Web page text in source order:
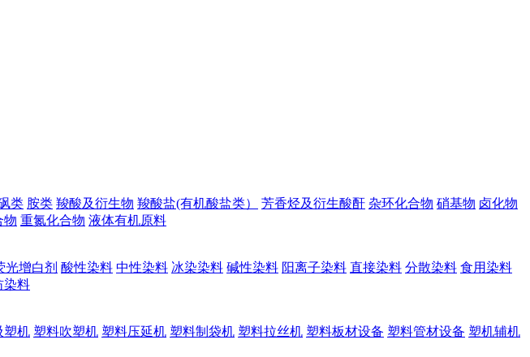
类 胺类 羧酸及衍生物 羧酸盐(有机酸盐类） 芳香烃及衍生酸酐 杂环化合物 硝基物 卤化物
物 重氮化合物 液体有机原料
光增白剂 酸性染料 中性染料 冰染染料 碱性染料 阳离子染料 直接染料 分散染料 食用染料
染料
塑机 塑料吹塑机 塑料压延机 塑料制袋机 塑料拉丝机 塑料板材设备 塑料管材设备 塑机辅机